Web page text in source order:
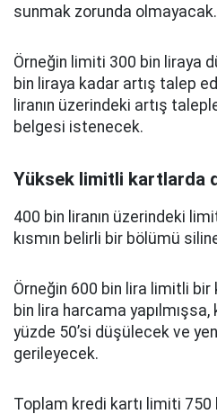
sunmak zorunda olmayacak.
Örneğin limiti 300 bin liraya
bin liraya kadar artış talep
liranın üzerindeki artış
belgesi istenecek.
Yüksek limitli kartlarda
400 bin liranın üzerindeki
kısmın belirli bir bölümü
Örneğin 600 bin lira limitli bir
bin lira harcama yapılmışsa,
yüzde 50’si düşülecek ve
gerileyecek.
Toplam kredi kartı limiti 750